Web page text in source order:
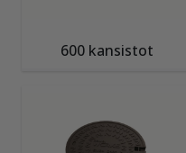
600 kansistot